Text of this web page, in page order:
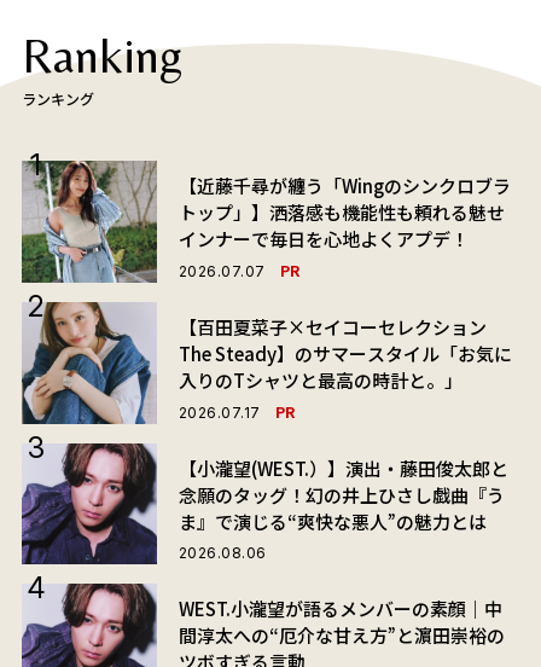
Ranking
ランキング
【近藤千尋が纏う「Wingのシンクロブラ
トップ」】洒落感も機能性も頼れる魅せ
インナーで毎日を心地よくアプデ！
2026.07.07 PR
【百田夏菜子×セイコーセレクション
The Steady】のサマースタイル「お気に
入りのTシャツと最高の時計と。」
2026.07.17 PR
【小瀧望(WEST.）】演出・藤田俊太郎と
念願のタッグ！幻の井上ひさし戯曲『う
ま』で演じる“爽快な悪人”の魅力とは
2026.08.06
WEST.小瀧望が語るメンバーの素顔｜中
間淳太への“厄介な甘え方”と濵田崇裕の